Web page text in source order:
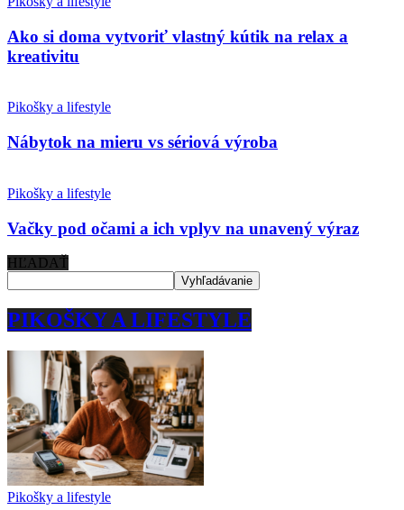
Ako si doma vytvoriť vlastný kútik na relax a
kreativitu
Pikošky a lifestyle
Nábytok na mieru vs sériová výroba
Pikošky a lifestyle
Vačky pod očami a ich vplyv na unavený výraz
HĽADAŤ
PIKOŠKY A LIFESTYLE
Pikošky a lifestyle